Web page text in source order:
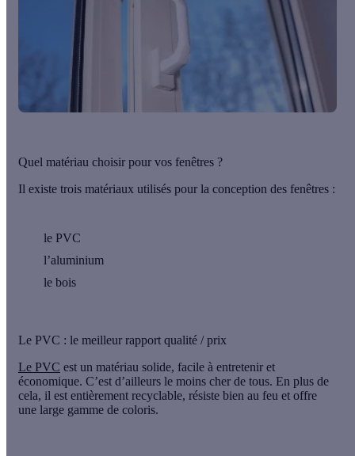
Quel matériau choisir pour vos fenêtres ?
Il existe trois matériaux utilisés pour la conception des fenêtres :
le PVC
l’aluminium
le bois
Le PVC : le meilleur rapport qualité / prix
Le PVC est un matériau solide, facile à entretenir et
économique. C’est d’ailleurs le moins cher de tous. En plus de
cela, il est entièrement recyclable, résiste bien au feu et offre
une large gamme de coloris.